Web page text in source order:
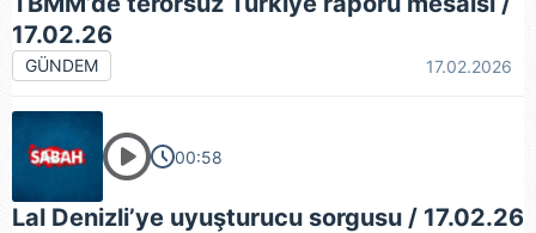
almak için lütfentıklayınız .
17.02.26
GÜNDEM 17.02.2026
00:58
Lal Denizli’ye uyuşturucu sorgusu / 17.02.26